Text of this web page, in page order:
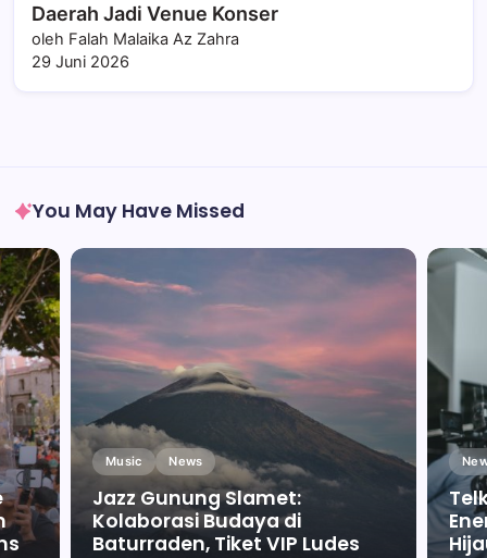
Daerah Jadi Venue Konser
oleh Falah Malaika Az Zahra
29 Juni 2026
You May Have Missed
Music News
Jazz Gunung Slamet:
Kolaborasi Budaya di
Baturraden, Tiket VIP Ludes